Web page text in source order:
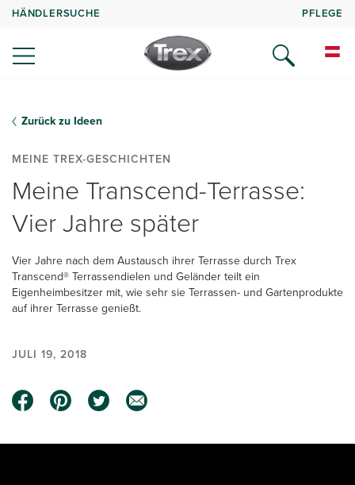
HÄNDLERSUCHE PFLEGE
Zurück zu Ideen
MEINE TREX-GESCHICHTEN
Meine Transcend-Terrasse:
Vier Jahre später
Vier Jahre nach dem Austausch ihrer Terrasse durch Trex
Transcend® Terrassendielen und Geländer teilt ein
Eigenheimbesitzer mit, wie sehr sie Terrassen- und Gartenprodukte
auf ihrer Terrasse genießt.
JULI 19, 2018